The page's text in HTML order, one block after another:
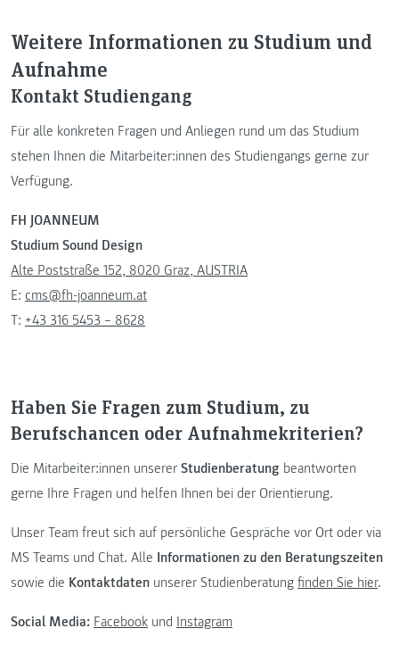
Weitere Informationen zu Studium und
Aufnahme
Kontakt Studiengang
Für alle konkreten Fragen und Anliegen rund um das Studium
stehen Ihnen die Mitarbeiter:innen des Studiengangs gerne zur
Verfügung.
FH JOANNEUM
Studium Sound Design
Alte Poststraße 152, 8020 Graz, AUSTRIA
E: cms@fh-joanneum.at
T: +43 316 5453 – 8628
Haben Sie Fragen zum Studium, zu
Berufschancen oder Aufnahmekriterien?
Die Mitarbeiter:innen unserer Studienberatung beantworten
gerne Ihre Fragen und helfen Ihnen bei der Orientierung.
Unser Team freut sich auf persönliche Gespräche vor Ort oder via
MS Teams und Chat. Alle Informationen zu den Beratungszeiten
sowie die Kontaktdaten unserer Studienberatung finden Sie hier.
Social Media: Facebook und Instagram